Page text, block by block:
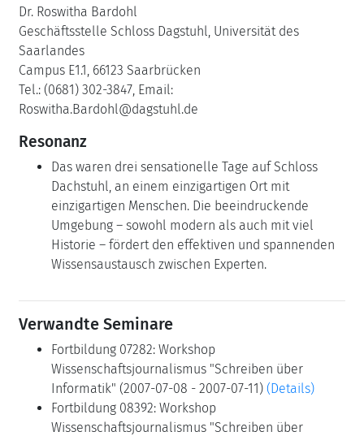
Dr. Roswitha Bardohl
Geschäftsstelle Schloss Dagstuhl, Universität des
Saarlandes
Campus E1.1, 66123 Saarbrücken
Tel.: (0681) 302-3847, Email:
Roswitha.Bardohl@dagstuhl.de
Resonanz
Das waren drei sen­sa­tio­nelle Tage auf Schloss
Dachstuhl, an einem einzigartigen Ort mit
einzigartigen Menschen. Die beeindruckende
Umgebung – sowohl modern als auch mit viel
Historie – fördert den effektiven und spannenden
Wissensaustausch zwischen Experten.
Verwandte Seminare
Fortbildung 07282: Workshop
Wissenschaftsjournalismus "Schreiben über
Informatik" (2007-07-08 - 2007-07-11) (Details)
Fortbildung 08392: Workshop
Wissenschaftsjournalismus "Schreiben über